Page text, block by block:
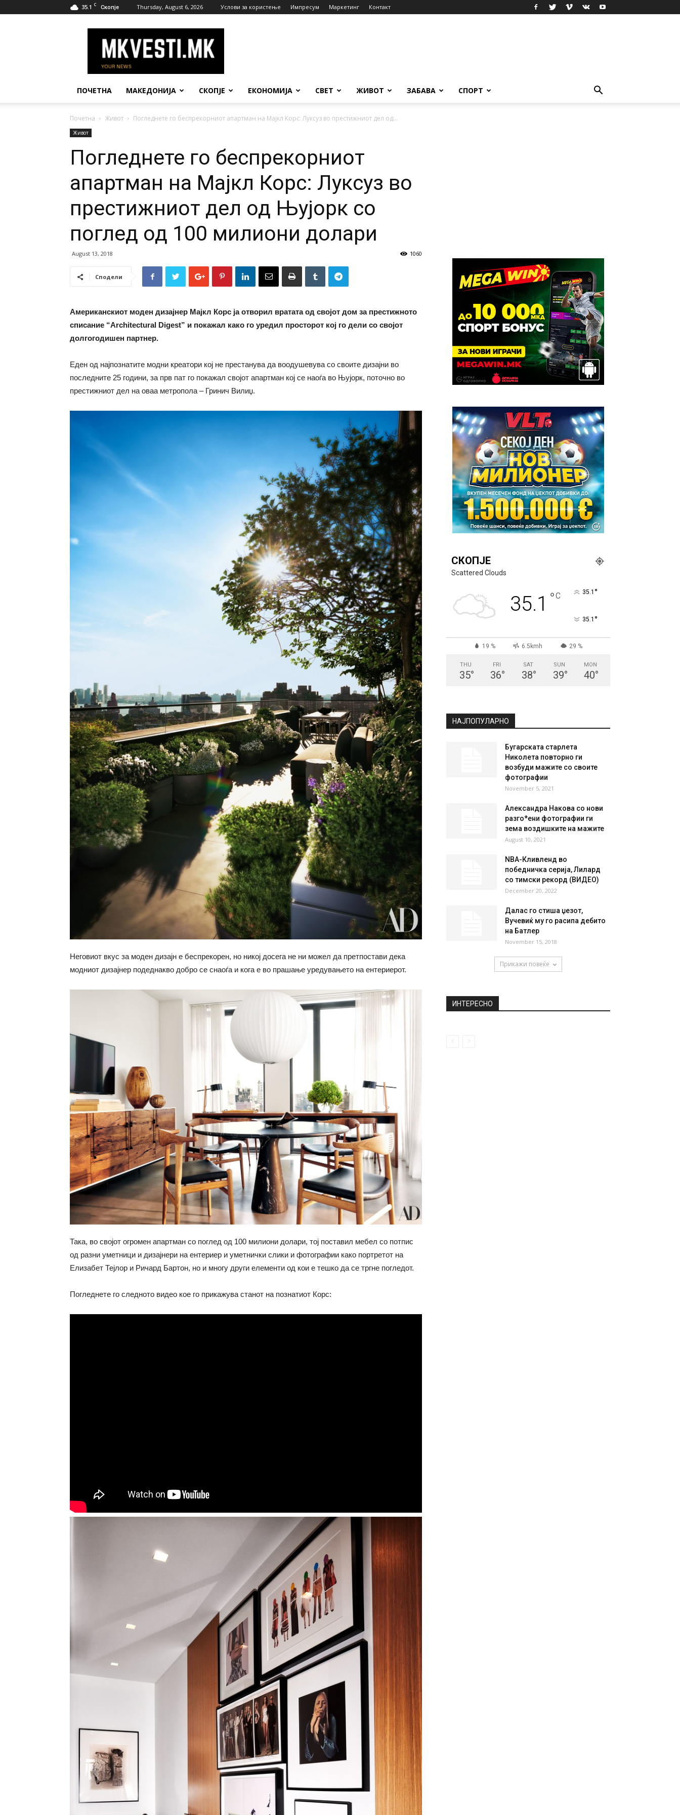
35.1 C Скопје Thursday, August 6, 2026 Услови за користење Импресум Маркетинг Контакт
Вести
ПОЧЕТНА МАКЕДОНИЈА СКОПЈЕ ЕКОНОМИЈА СВЕТ ЖИВОТ ЗАБАВА СПОРТ
Почетна Живот Погледнете го беспрекорниот апартман на Мајкл Корс: Луксуз во престижниот дел од...
Живот
Погледнете го беспрекорниот
апартман на Мајкл Корс: Луксуз во
престижниот дел од Њујорк со
поглед од 100 милиони долари
August 13, 2018 1060
Сподели
Американскиот моден дизајнер Мајкл Корс ја отворил вратата од својот дом за престижното
списание “Architectural Digest” и покажал како го уредил просторот кој го дели со својот
долгогодишен партнер.
Еден од најпознатите модни креатори кој не престанува да воодушевува со своите дизајни во
последните 25 години, за прв пат го покажал својот апартман кој се наоѓа во Њујорк, поточно во
престижниот дел на оваа метропола – Гринич Вилиџ.
Неговиот вкус за моден дизајн е беспрекорен, но никој досега не ни можел да претпостави дека
модниот дизајнер подеднакво добро се снаоѓа и кога е во прашање уредувањето на ентериерот.
Така, во својот огромен апартман со поглед од 100 милиони долари, тој поставил мебел со потпис
од разни уметници и дизајнери на ентериер и уметнички слики и фотографии како портретот на
Елизабет Тејлор и Ричард Бартон, но и многу други елементи од кои е тешко да се тргне погледот.
Погледнете го следното видео кое го прикажува станот на познатиот Корс:
СКОПЈЕ
Scattered Clouds
35.1 °C 35.1 °
35.1 °
19 % 6.5kmh 29 %
THU
35°
FRI
36°
SAT
38°
SUN
39°
MON
40°
НАЈПОПУЛАРНО
Бугарската старлета
Николета повторно ги
возбуди мажите со своите
фотографии
November 5, 2021
Александра Накова со нови
разго*ени фотографии ги
зема воздишките на мажите
August 10, 2021
NBA-Кливленд во
победничка серија, Лилард
со тимски рекорд (ВИДЕО)
December 20, 2022
Далас го стиша џезот,
Вучевиќ му го расипа дебито
на Батлер
November 15, 2018
Прикажи повеќе
ИНТЕРЕСНО